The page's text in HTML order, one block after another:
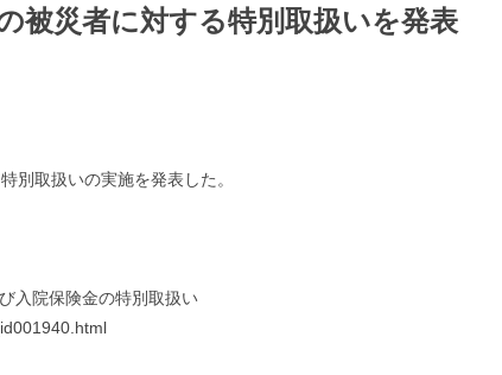
被災者に対する特別取扱いを発表
別取扱いの実施を発表した。
入院保険金の特別取扱い